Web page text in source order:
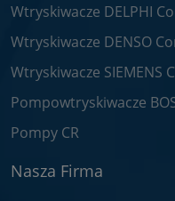
Wtryskiwacze DELPHI
Wtryskiwacze DENSO
Wtryskiwacze SIEMENS
Pompowtryskiwacze
Pompy CR
Nasza Firma